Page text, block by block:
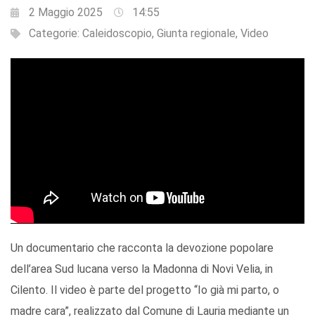
2 Maggio 2025
14:55
Categorie: Caleidoscopio, Giunta regionale, Video
Un documentario che racconta la devozione popolare
dell’area Sud lucana verso la Madonna di Novi Velia, in
Cilento. Il video è parte del progetto “Io già mi parto, o
madre cara”, realizzato dal Comune di Lauria mediante un